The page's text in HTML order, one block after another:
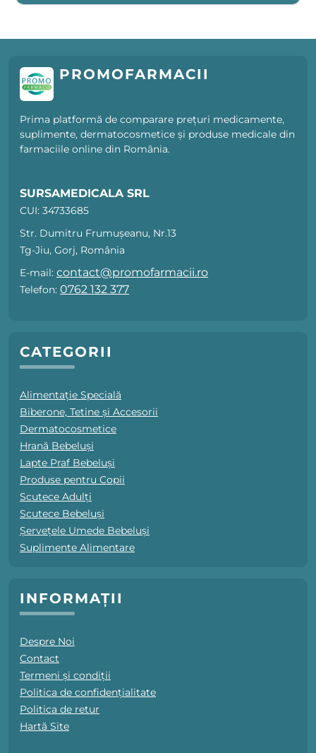
PROMOFARMACII
Prima platformă de comparare prețuri medicamente,
suplimente, dermatocosmetice și produse medicale din
farmaciile online din România.
SURSAMEDICALA SRL
CUI: 34733685
Str. Dumitru Frumușeanu, Nr.13
Tg-Jiu, Gorj, România
E-mail: contact@promofarmacii.ro
Telefon: 0762 132 377
CATEGORII
Alimentație Specială
Biberone, Tetine și Accesorii
Dermatocosmetice
Hrană Bebeluși
Lapte Praf Bebeluși
Produse pentru Copii
Scutece Adulți
Scutece Bebeluși
Șervețele Umede Bebeluși
Suplimente Alimentare
INFORMAȚII
Despre Noi
Contact
Termeni și condiții
Politica de confidențialitate
Politica de retur
Hartă Site